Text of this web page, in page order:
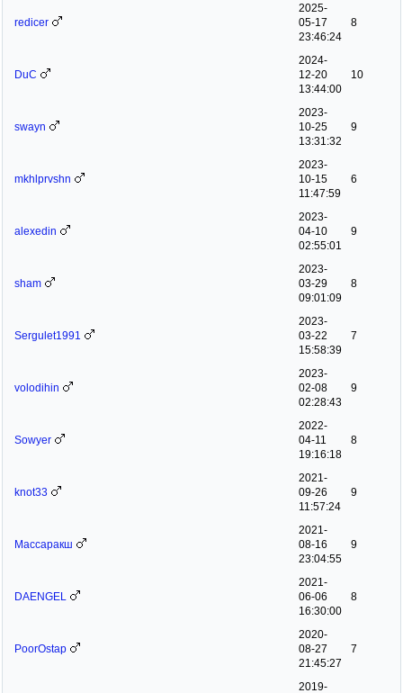
redicer
2025-
05-17
23:46:24
8
DuC
2024-
12-20
13:44:00
10
swayn
2023-
10-25
13:31:32
9
mkhlprvshn
2023-
10-15
11:47:59
6
alexedin
2023-
04-10
02:55:01
9
sham
2023-
03-29
09:01:09
8
Sergulet1991
2023-
03-22
15:58:39
7
volodihin
2023-
02-08
02:28:43
9
Sowyer
2022-
04-11
19:16:18
8
knot33
2021-
09-26
11:57:24
9
Массаракш
2021-
08-16
23:04:55
9
DAENGEL
2021-
06-06
16:30:00
8
PoorOstap
2020-
08-27
21:45:27
7
2019-